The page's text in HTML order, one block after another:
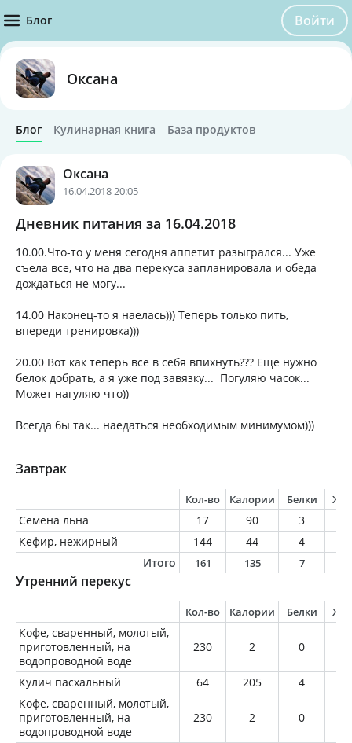
Блог Войти
Оксана
Блог Кулинарная книга База продуктов
Оксана
16.04.2018 20:05
Дневник питания за 16.04.2018
10.00.Что-то у меня сегодня аппетит разыгрался... Уже
съела все, что на два перекуса запланировала и обеда
дождаться не могу...
14.00 Наконец-то я наелась))) Теперь только пить,
впереди тренировка)))
20.00 Вот как теперь все в себя впихнуть??? Еще нужно
белок добрать, а я уже под завязку... Погуляю часок...
Может нагуляю что))
Всегда бы так... наедаться необходимым минимумом)))
Завтрак
Кол-во Калории Белки
Семена льна 17 90 3
Кефир, нежирный
144 44 4
Итого
161 135 7
Утренний перекус
Кол-во Калории Белки
Кофе, сваренный, молотый,
приготовленный, на
водопроводной воде
230 2 0
Кулич пасхальный 64 205 4
Кофе, сваренный, молотый,
приготовленный, на
водопроводной воде
230 2 0